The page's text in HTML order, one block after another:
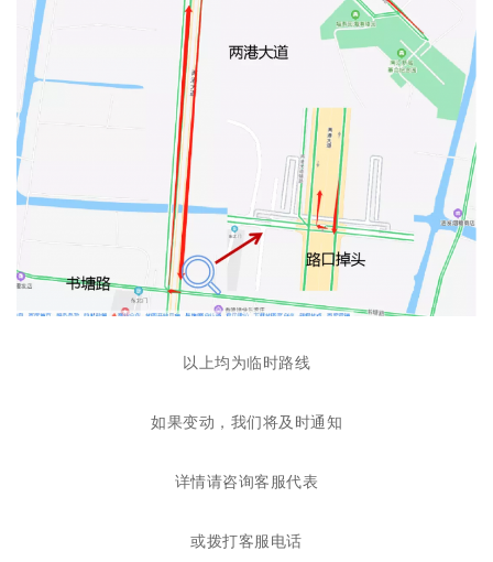
以上均为临时路线
如果变动，我们将及时通知
详情请咨询客服代表
或拨打客服电话